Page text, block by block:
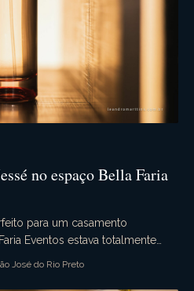
no espaço Bella Faria
para um casamento
Eventos estava totalmente
José do Rio Preto